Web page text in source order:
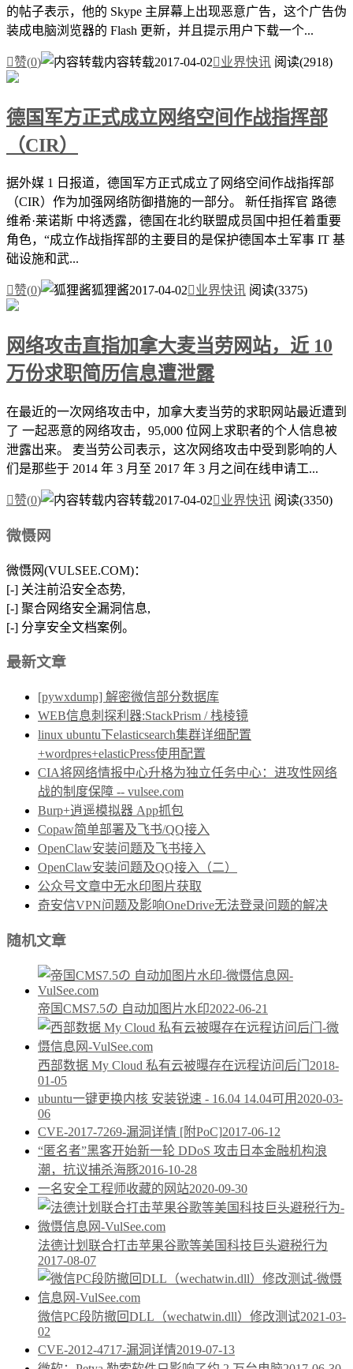
的帖子表示，他的 Skype 主屏幕上出现恶意广告，这个广告伪
装成电脑浏览器的 Flash 更新，并且提示用户下载一个...
赞(0) 内容转载2017-04-02业界快讯 阅读(2918)
德国军方正式成立网络空间作战指挥部
（CIR）
据外媒 1 日报道，德国军方正式成立了网络空间作战指挥部
（CIR）作为加强网络防御措施的一部分。 新任指挥官 路德
维希·莱诺斯 中将透露，德国在北约联盟成员国中担任着重要
角色，“成立作战指挥部的主要目的是保护德国本土军事 IT 基
础设施和武...
赞(0) 狐狸酱2017-04-02业界快讯 阅读(3375)
网络攻击直指加拿大麦当劳网站，近 10
万份求职简历信息遭泄露
在最近的一次网络攻击中，加拿大麦当劳的求职网站最近遭到
了 一起恶意的网络攻击，95,000 位网上求职者的个人信息被
泄露出来。 麦当劳公司表示，这次网络攻击中受到影响的人
们是那些于 2014 年 3 月至 2017 年 3 月之间在线申请工...
赞(0) 内容转载2017-04-02业界快讯 阅读(3350)
微慑网
微慑网(VULSEE.COM)：
[-] 关注前沿安全态势,
[-] 聚合网络安全漏洞信息,
[-] 分享安全文档案例。
最新文章
[pywxdump] 解密微信部分数据库
WEB信息刺探利器:StackPrism / 栈棱镜
linux ubuntu下elasticsearch集群详细配置
+wordpres+elasticPress使用配置
CIA将网络情报中心升格为独立任务中心：进攻性网络
战的制度保障 -- vulsee.com
Burp+逍遥模拟器 App抓包
Copaw简单部署及飞书/QQ接入
OpenClaw安装问题及飞书接入
OpenClaw安装问题及QQ接入（二）
公众号文章中无水印图片获取
奇安信VPN问题及影响OneDrive无法登录问题的解决
随机文章
帝国CMS7.5の 自动加图片水印2022-06-21
西部数据 My Cloud 私有云被曝存在远程访问后门 2018-
01-05
ubuntu一键更换内核 安装锐速 - 16.04 14.04可用 2020-03-
06
CVE-2017-7269-漏洞详情 [附PoC]2017-06-12
“匿名者”黑客开始新一轮 DDoS 攻击日本金融机构浪
潮，抗议捕杀海豚2016-10-28
一名安全工程师收藏的网站2020-09-30
法德计划联合打击苹果谷歌等美国科技巨头避税行为
2017-08-07
微信PC段防撤回DLL（wechatwin.dll）修改测试2021-03-
02
CVE-2012-4717-漏洞详情2019-07-13